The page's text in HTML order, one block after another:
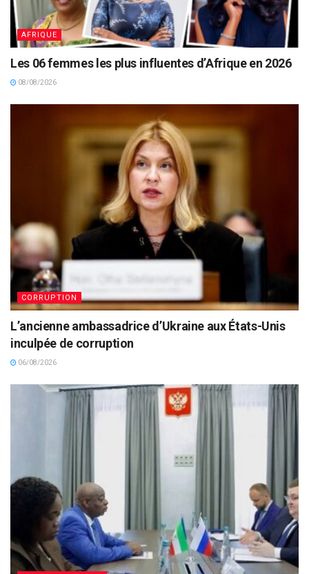
AFRIQUE
Les 06 femmes les plus influentes d’Afrique en 2026
08/08/2026
CORRUPTION
L’ancienne ambassadrice d’Ukraine aux États-Unis
inculpée de corruption
06/08/2026